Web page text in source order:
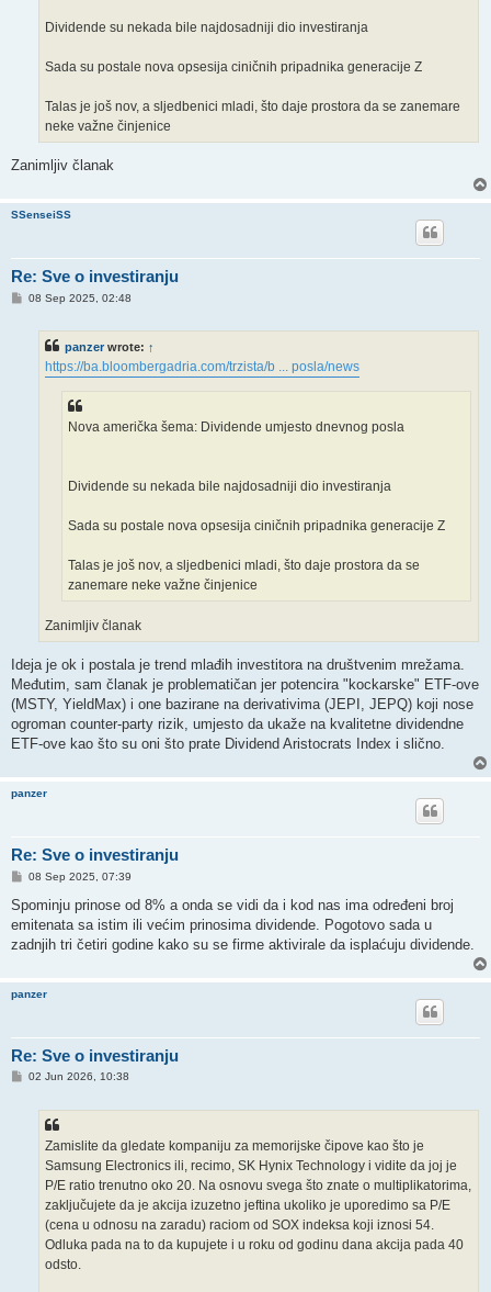
Dividende su nekada bile najdosadniji dio investiranja
Sada su postale nova opsesija ciničnih pripadnika generacije Z
Talas je još nov, a sljedbenici mladi, što daje prostora da se zanemare
neke važne činjenice
Zanimljiv članak
SSenseiSS
Re: Sve o investiranju
P08 Sep 2025, 02:48
panzer wrote: ↑
https://ba.bloombergadria.com/trzista/b ... posla/news
Nova američka šema: Dividende umjesto dnevnog posla
Dividende su nekada bile najdosadniji dio investiranja
Sada su postale nova opsesija ciničnih pripadnika generacije Z
Talas je još nov, a sljedbenici mladi, što daje prostora da se
zanemare neke važne činjenice
Zanimljiv članak
Ideja je ok i postala je trend mlađih investitora na društvenim mrežama.
Međutim, sam članak je problematičan jer potencira "kockarske" ETF-ove
(MSTY, YieldMax) i one bazirane na derivativima (JEPI, JEPQ) koji nose
ogroman counter-party rizik, umjesto da ukaže na kvalitetne dividendne
ETF-ove kao što su oni što prate Dividend Aristocrats Index i slično.
panzer
Re: Sve o investiranju
P
s
08 Sep 2025, 07:39
Spominju prinose od 8% a onda se vidi da i kod nas ima određeni broj
emitenata sa istim ili većim prinosima dividende. Pogotovo sada u
zadnjih tri četiri godine kako su se firme aktivirale da isplaćuju dividende.
panzer
Re: Sve o investiranju
P02 Jun 2026, 10:38
Zamislite da gledate kompaniju za memorijske čipove kao što je
Samsung Electronics ili, recimo, SK Hynix Technology i vidite da joj je
P/E ratio trenutno oko 20. Na osnovu svega što znate o multiplikatorima,
zaključujete da je akcija izuzetno jeftina ukoliko je uporedimo sa P/E
(cena u odnosu na zaradu) raciom od SOX indeksa koji iznosi 54.
Odluka pada na to da kupujete i u roku od godinu dana akcija pada 40
odsto.